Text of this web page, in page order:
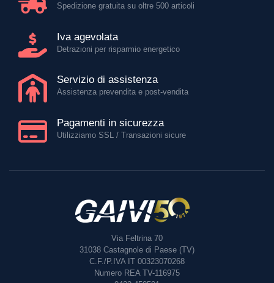
Spedizione gratuita su oltre 500 articoli
Iva agevolata
Detrazioni per risparmio energetico
Servizio di assistenza
Assistenza prevendita e post-vendita
Pagamenti in sicurezza
Utilizziamo SSL / Transazioni sicure
Via Feltrina 70
31038 Castagnole di Paese (TV)
C.F./P.IVA IT 00323070268
Numero REA TV-116975